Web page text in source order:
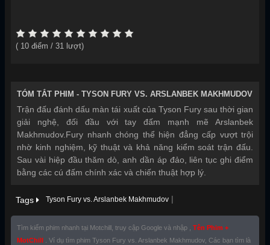
( 10 điểm / 31 lượt)
TÓM TẮT PHIM - TYSON FURY VS. ARSLANBEK MAKHMUDOV
Trận đấu đánh dấu màn tái xuất của Tyson Fury sau thời gian
giải nghệ, đối đầu với tay đấm mạnh mẽ Arslanbek
Makhmudov.Fury nhanh chóng thể hiện đẳng cấp vượt trội
nhờ kinh nghiệm, kỹ thuật và khả năng kiểm soát trận đấu.
Sau vài hiệp đầu thăm dò, anh dần áp đảo, liên tục ghi điểm
bằng các cú đấm chính xác và chiến thuật hợp lý.
Tags Tyson Fury vs. Arslanbek Makhmudov |
Tìm kiếm phim nhanh tại Motchill, truy cập Google và nhập , Tên Phim +
MotChill
. Ví dụ tìm phim Tyson Fury vs. Arslanbek Makhmudov, Các bạn tìm là